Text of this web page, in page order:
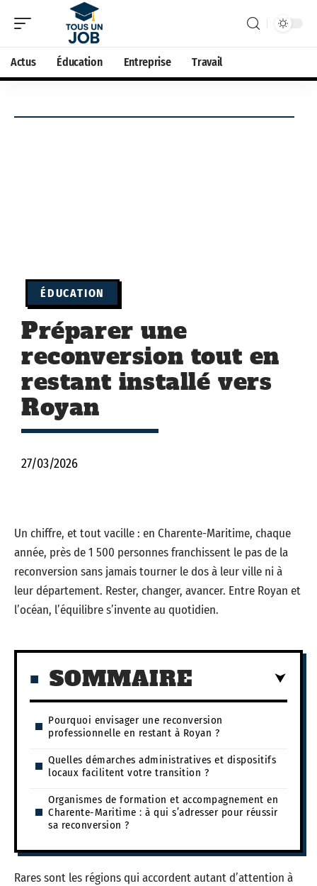
Actus Éducation Entreprise Travail
ÉDUCATION
Préparer une
reconversion tout en
restant installé vers
Royan
27/03/2026
Un chiffre, et tout vacille : en Charente-Maritime, chaque
année, près de 1 500 personnes franchissent le pas de la
reconversion sans jamais tourner le dos à leur ville ni à
leur département. Rester, changer, avancer. Entre Royan et
l’océan, l’équilibre s’invente au quotidien.
SOMMAIRE
Pourquoi envisager une reconversion
professionnelle en restant à Royan ?
Quelles démarches administratives et dispositifs
locaux facilitent votre transition ?
Organismes de formation et accompagnement en
Charente-Maritime : à qui s’adresser pour réussir
sa reconversion ?
Rares sont les régions qui accordent autant d’attention à